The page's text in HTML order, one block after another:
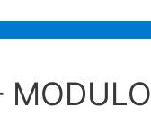
MODULO